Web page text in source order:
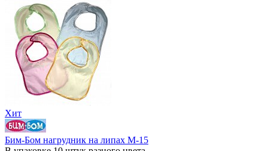
Хит
Бим-Бом нагрудник на липах М-15